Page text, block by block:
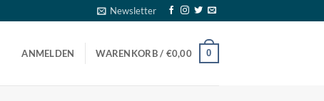
Newsletter
ANMELDEN WARENKORB / €0,00 0